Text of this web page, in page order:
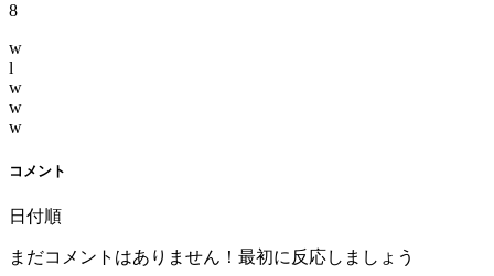
8
w
l
w
w
w
コメント
日付順
まだコメントはありません！最初に反応しましょう